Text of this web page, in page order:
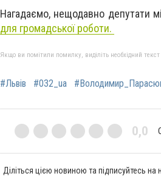
Нагадаємо, нещодавно депутати
для громадської роботи.
Якщо ви помітили помилку, виділіть необхідний
#Львів #032_ua
0,0
Діліться цією новиною та підписуйтесь на